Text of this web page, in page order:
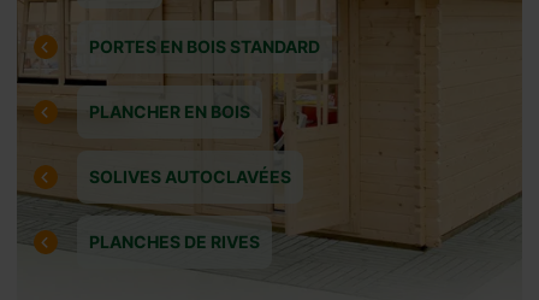
PORTES EN BOIS STANDARD
PLANCHER EN BOIS
SOLIVES AUTOCLAVÉES
PLANCHES DE RIVES